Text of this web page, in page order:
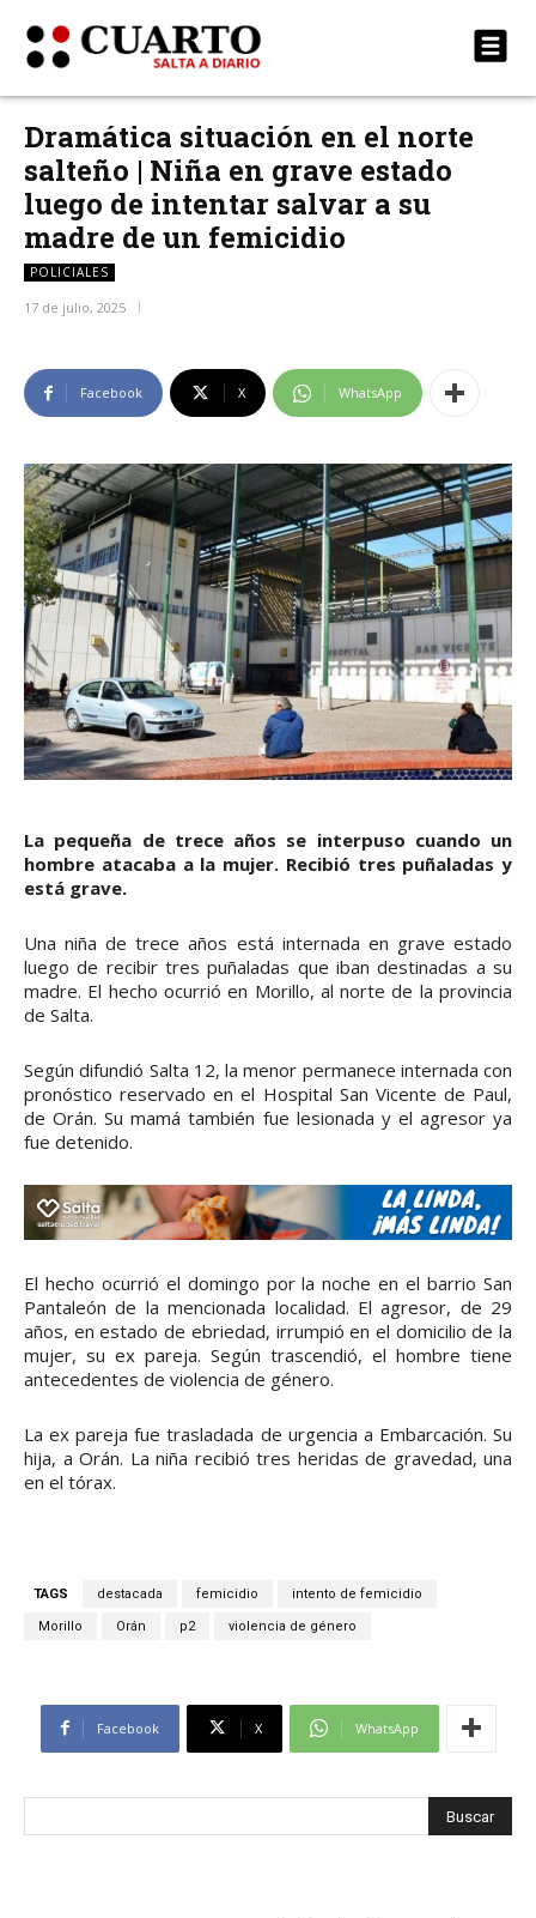
Dramática situación en el norte
salteño | Niña en grave estado
luego de intentar salvar a su
madre de un femicidio
POLICIALES
17 de julio, 2025
Facebook X WhatsApp
La pequeña de trece años se interpuso cuando un
hombre atacaba a la mujer. Recibió tres puñaladas y
está grave.
Una niña de trece años está internada en grave estado
luego de recibir tres puñaladas que iban destinadas a su
madre. El hecho ocurrió en Morillo, al norte de la provincia
de Salta.
Según difundió Salta 12, la menor permanece internada con
pronóstico reservado en el Hospital San Vicente de Paul,
de Orán. Su mamá también fue lesionada y el agresor ya
fue detenido.
El hecho ocurrió el domingo por la noche en el barrio San
Pantaleón de la mencionada localidad. El agresor, de 29
años, en estado de ebriedad, irrumpió en el domicilio de la
mujer, su ex pareja. Según trascendió, el hombre tiene
antecedentes de violencia de género.
La ex pareja fue trasladada de urgencia a Embarcación. Su
hija, a Orán. La niña recibió tres heridas de gravedad, una
en el tórax.
TAGS destacada femicidio intento de femicidio
Morillo Orán p2 violencia de género
Facebook X WhatsApp